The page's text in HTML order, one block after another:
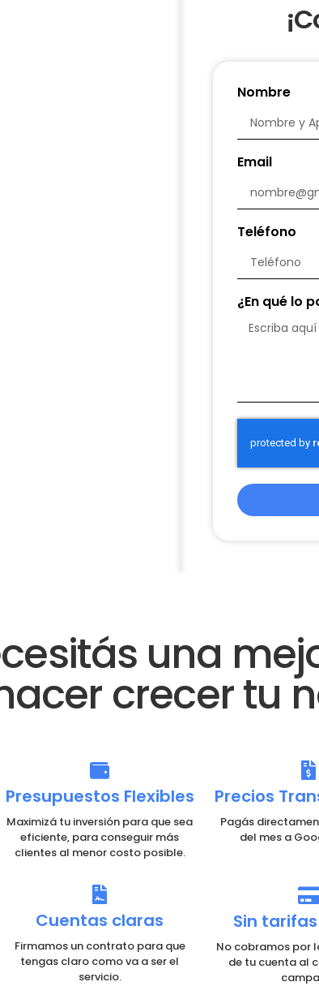
Nombre
Email
Teléfono
¿En qué lo
una
crecer tu
Presupuestos Flexibles
Maximizá tu inversión para que sea
eficiente, para conseguir más
clientes al menor costo posible.
Cuentas claras
Firmamos un contrato para que
tengas claro como va a ser el
servicio.
Precios
Pagás
del mes a
Sin
No cobramos por
de tu cuenta al